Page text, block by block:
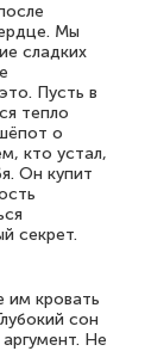
Мы
сладких
Пусть в
тепло
о
кто устал,
Он купит
секрет.
им кровать
сон
Не